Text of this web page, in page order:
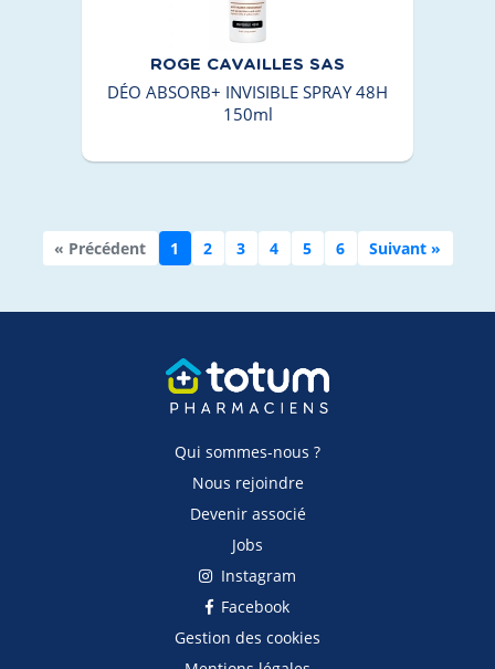
ROGE CAVAILLES SAS
DÉO ABSORB+ INVISIBLE SPRAY 48H
150ml
« Précédent 1 2 3 4 5 6 Suivant »
Qui sommes-nous ?
Nous rejoindre
Devenir associé
Jobs
Instagram
Facebook
Gestion des cookies